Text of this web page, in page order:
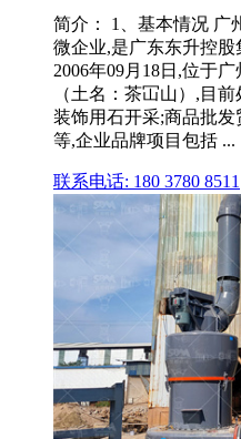
简介： 1、基本情况 广
微企业,是广东东升控
2006年09月18日,位于
（土名：茶冚山）,目
装饰用石开采;商品批
等,企业品牌项目包括 ...
联系电话: 180 3780 8511